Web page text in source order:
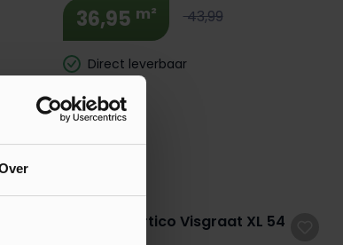
36,95 m² 43,99
Direct leverbaar
Plak PVC
Belakos Portico Visgraat XL 54